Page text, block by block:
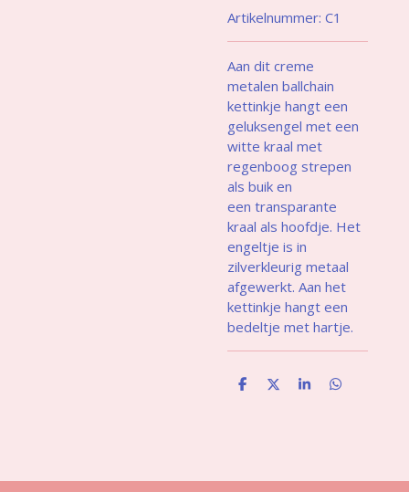
Artikelnummer: C1
Aan dit creme
metalen ballchain
kettinkje hangt een
geluksengel met een
witte kraal met
regenboog strepen
als buik en
een transparante
kraal als hoofdje. Het
engeltje is in
zilverkleurig metaal
afgewerkt. Aan het
kettinkje hangt een
bedeltje met hartje.
D
D
S
D